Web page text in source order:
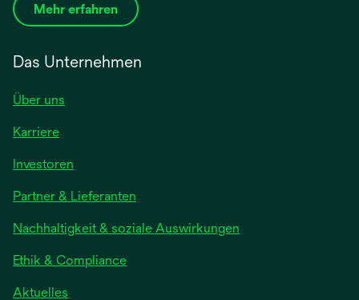
Mehr erfahren
Das Unternehmen
Über uns
Karriere
Investoren
einer
neuen
Registerkarte
geöffnet
Partner & Lieferanten
Nachhaltigkeit & soziale Auswirkungen
Ethik & Compliance
Aktuelles